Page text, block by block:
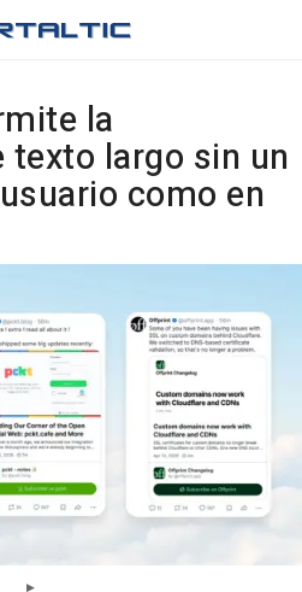
la
texto largo sin un
como en